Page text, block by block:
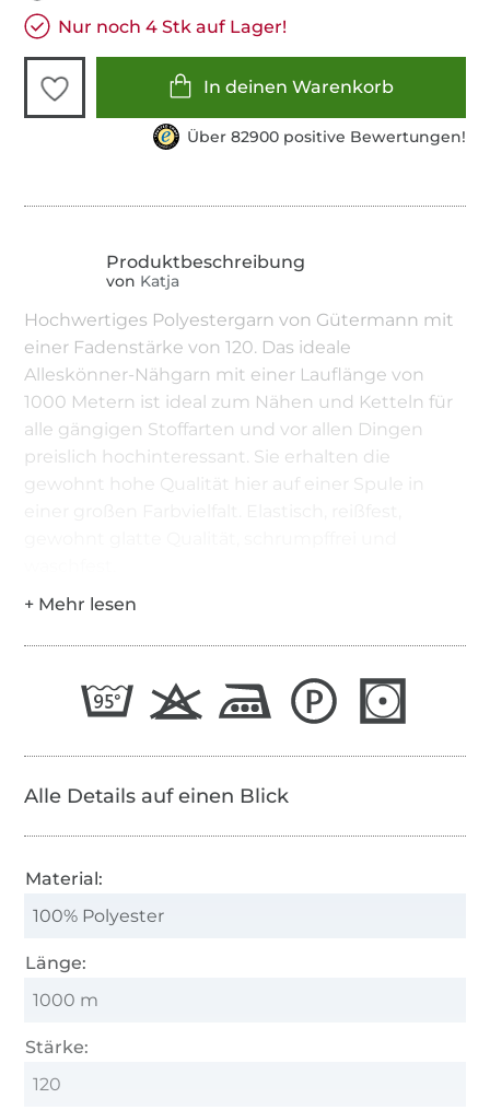
Nur noch 4 Stk auf Lager!
In deinen Warenkorb
Über 82900 positive Bewertungen!
von Katja
Hochwertiges Polyestergarn von Gütermann mit
einer Fadenstärke von 120. Das ideale
Alleskönner-Nähgarn mit einer Lauflänge von
1000 Metern ist ideal zum Nähen und Ketteln für
alle gängigen Stoffarten und vor allen Dingen
preislich hochinteressant. Sie erhalten die
gewohnt hohe Qualität hier auf einer Spule in
Alle Details auf einen Blick
Material:
100% Polyester
Länge:
1000 m
Stärke:
120